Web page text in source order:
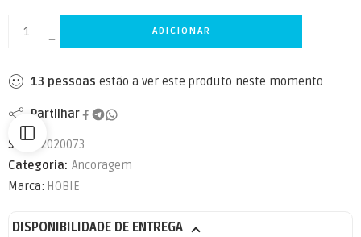
ADICIONAR
13 pessoas estão a ver este produto neste momento
Partilhar
SKU:
72020073
Categoria: Ancoragem
Marca: HOBIE
DISPONIBILIDADE DE ENTREGA